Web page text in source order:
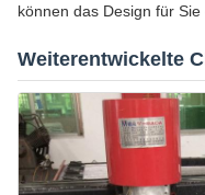
können das Design für Sie
Weiterentwickelte